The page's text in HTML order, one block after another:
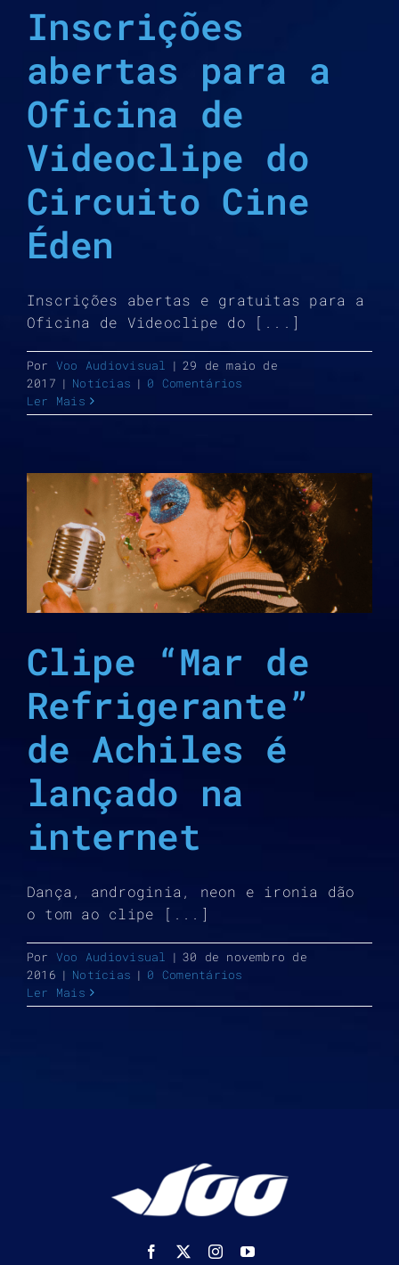
Inscrições
abertas para a
Oficina de
Videoclipe do
Circuito Cine
Éden
Inscrições abertas e gratuitas para a
Oficina de Videoclipe do [...]
Por Voo Audiovisual | 29 de maio de
2017 | Notícias | 0 Comentários
Ler Mais
Clipe “Mar de
Refrigerante”
de Achiles é
lançado na
internet
Dança, androginia, neon e ironia dão
o tom ao clipe [...]
Por Voo Audiovisual | 30 de novembro de
2016 | Notícias | 0 Comentários
Ler Mais